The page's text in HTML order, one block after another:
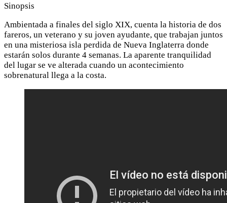
Sinopsis
Ambientada a finales del siglo XIX, cuenta la historia de dos
fareros, un veterano y su joven ayudante, que trabajan juntos
en una misteriosa isla perdida de Nueva Inglaterra donde
estarán solos durante 4 semanas. La aparente tranquilidad
del lugar se ve alterada cuando un acontecimiento
sobrenatural llega a la costa.